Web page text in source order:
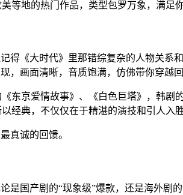
等地的热门作品，类型包罗万象，满足
得《大时代》里那错综复杂的人物关
，画面清晰，音质饱满，仿佛带你穿越回
东京爱情故事》、《白色巨塔》，韩
经典，不仅仅在于精湛的演技和引人入
真诚的回馈。
是国产剧的“现象级”爆款，还是海外